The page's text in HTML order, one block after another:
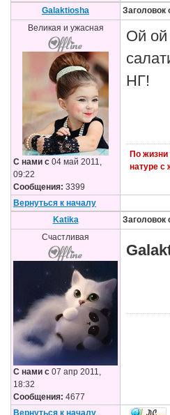
Galaktiosha Заголовок
Великая и ужасная
С нами с 04 май 2011,
09:22
Сообщения: 3399
Ой ой
НГ!
По жизни
натуре с
Вернуться к началу
Katika
Заголовок
Счастливая
С нами с 07 апр 2011,
18:32
Сообщения: 4677
Вернуться к началу